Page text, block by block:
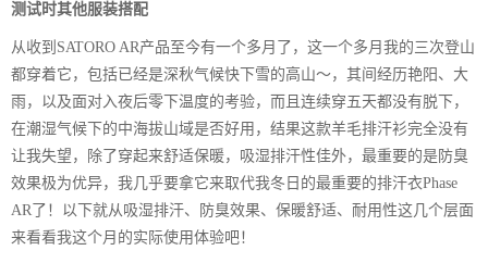
测试时其他服装搭配
从收到SATORO AR产品至今有一个多月了，这一个多月我的三次登山
都穿着它，包括已经是深秋气候快下雪的高山～，其间经历艳阳、大
雨，以及面对入夜后零下温度的考验，而且连续穿五天都没有脱下，
在潮湿气候下的中海拔山域是否好用，结果这款羊毛排汗衫完全没有
让我失望，除了穿起来舒适保暖，吸湿排汗性佳外，最重要的是防臭
效果极为优异，我几乎要拿它来取代我冬日的最重要的排汗衣Phase
AR了！以下就从吸湿排汗、防臭效果、保暖舒适、耐用性这几个层面
来看看我这个月的实际使用体验吧！